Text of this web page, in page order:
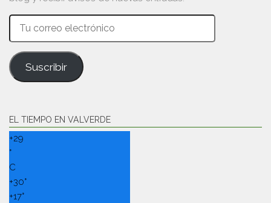
Tu
correo
electrónico
Suscribir
EL TIEMPO EN VALVERDE
+29
°
C
+30°
+17°